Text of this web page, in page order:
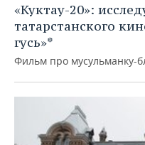
«Куктау-20»:
татарстанского
гусь»*
Фильм про мусульманку-